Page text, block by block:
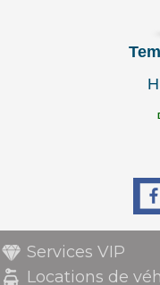
Services VIP
Locations de